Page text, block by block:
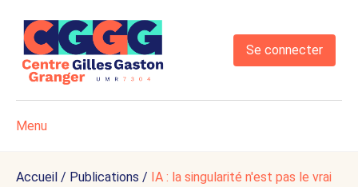
Se connecter
Menu
Accueil / Publications / IA : la singularité n'est pas le vrai